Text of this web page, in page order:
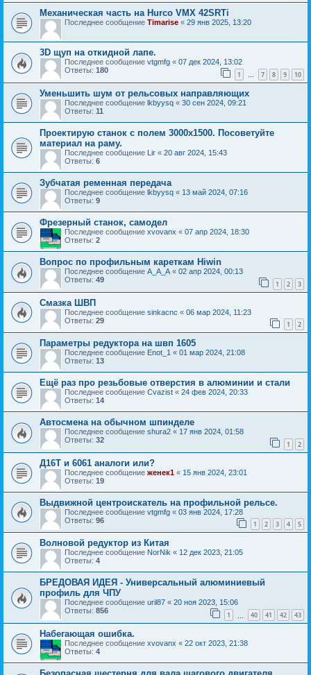
Механическая часть на Hurco VMX 42SRTi
Последнее сообщение Timarise « 29 янв 2025, 13:20
3D щуп на откидной лапе.
Последнее сообщение vtgmfg « 07 дек 2024, 13:02
Ответы: 180 1 … 7 8 9 10
Уменьшить шум от рельсовых направляющих
Последнее сообщение lkbyysq « 30 сен 2024, 09:21
Ответы: 11
Проектирую станок с полем 3000x1500. Посоветуйте
материал на раму.
Последнее сообщение Lir « 20 авг 2024, 15:43
Ответы: 6
Зубчатая ременная передача
Последнее сообщение lkbyysq « 13 май 2024, 07:16
Ответы: 9
Фрезерный станок, самодел
Последнее сообщение xvovanx « 07 апр 2024, 18:30
Ответы: 2
Вопрос по профильным кареткам Hiwin
Последнее сообщение A_A_A « 02 апр 2024, 00:13
Ответы: 49 1 2 3
Смазка ШВП
Последнее сообщение sinkacnc « 06 мар 2024, 11:23
Ответы: 29 1 2
Параметры редуктора на швп 1605
Последнее сообщение Enot_1 « 01 мар 2024, 21:08
Ответы: 13
Ещё раз про резьбовые отверстия в алюминии и стали
Последнее сообщение Cvazist « 24 фев 2024, 20:33
Ответы: 14
Автосмена на обычном шпинделе
Последнее сообщение shura2 « 17 янв 2024, 01:58
Ответы: 32 1 2
Д16Т и 6061 аналоги или?
Последнее сообщение женек1 « 15 янв 2024, 23:01
Ответы: 19
Выдвижной центроискатель на профильной рельсе.
Последнее сообщение vtgmfg « 03 янв 2024, 17:28
Ответы: 96 1 2 3 4 5
Волновой редуктор из Китая
Последнее сообщение NorNik « 12 дек 2023, 21:05
Ответы: 4
БРЕДОВАЯ ИДЕЯ - Универсальный алюминиевый
профиль для ЧПУ
Последнее сообщение uril87 « 20 ноя 2023, 15:06
Ответы: 856 1 40 41 42 43
Набегающая ошибка.
Последнее сообщение xvovanx « 22 окт 2023, 21:38
Ответы: 4